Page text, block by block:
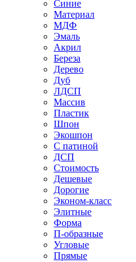
Синие
Материал
МДФ
Эмаль
Акрил
Береза
Дерево
Дуб
ЛДСП
Массив
Пластик
Шпон
Экошпон
С патиной
ДСП
Стоимость
Дешевые
Дорогие
Эконом-класс
Элитные
Форма
П-образные
Угловые
Прямые